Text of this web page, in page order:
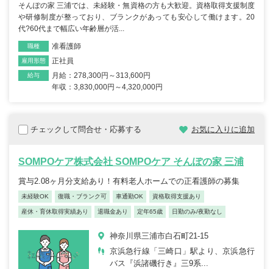
そんぽの家 三浦では、未経験・無資格の方も大歓迎。資格取得支援制度
や研修制度が整っており、ブランクがあっても安心して働けます。20
代?60代まで幅広い年齢層が活...
職種 准看護師
雇用形態 正社員
給与
月給：278,300円～313,600円
年収：3,830,000円～4,320,000円
チェックして問合せ・応募する お気に入りに追加
SOMPOケア株式会社 SOMPOケア そんぽの家 三浦
賞与2.08ヶ月分支給あり！有料老人ホームでの正看護師の募集
未経験OK 復職・ブランク可 車通勤OK 資格取得支援あり
産休・育休取得実績あり 退職金あり 定年65歳 日勤のみ/夜勤なし
神奈川県三浦市白石町21-15
京浜急行線「三崎口」駅より、京浜急行
バス『浜諸磯行き』三9系...